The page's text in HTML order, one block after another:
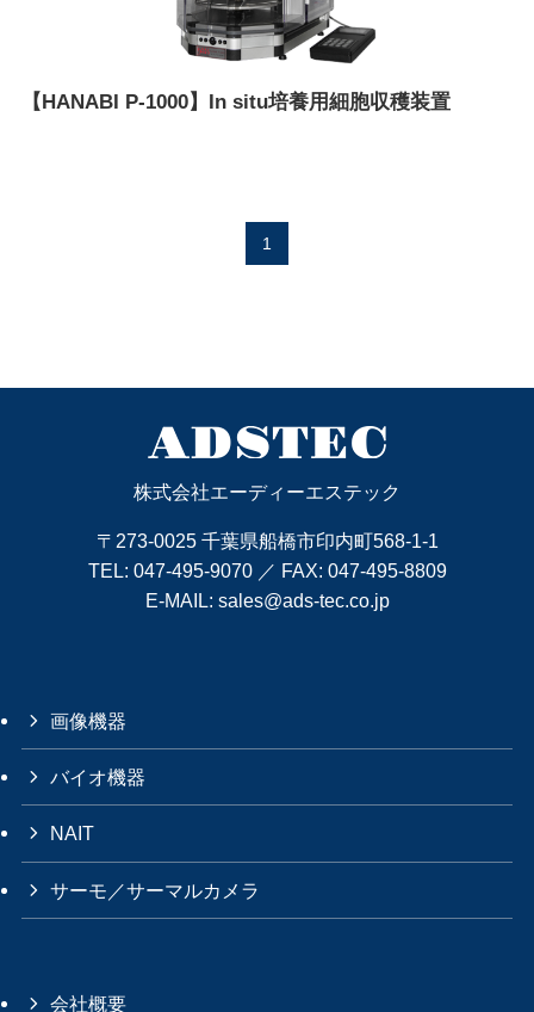
【HANABI P-1000】In situ培養用細胞収穫装置
1
株式会社エーディーエステック
〒273-0025 千葉県船橋市印内町568-1-1
TEL: 047-495-9070／ FAX: 047-495-8809
E-MAIL: sales@ads-tec.co.jp
画像機器
バイオ機器
NAIT
サーモ／サーマルカメラ
会社概要